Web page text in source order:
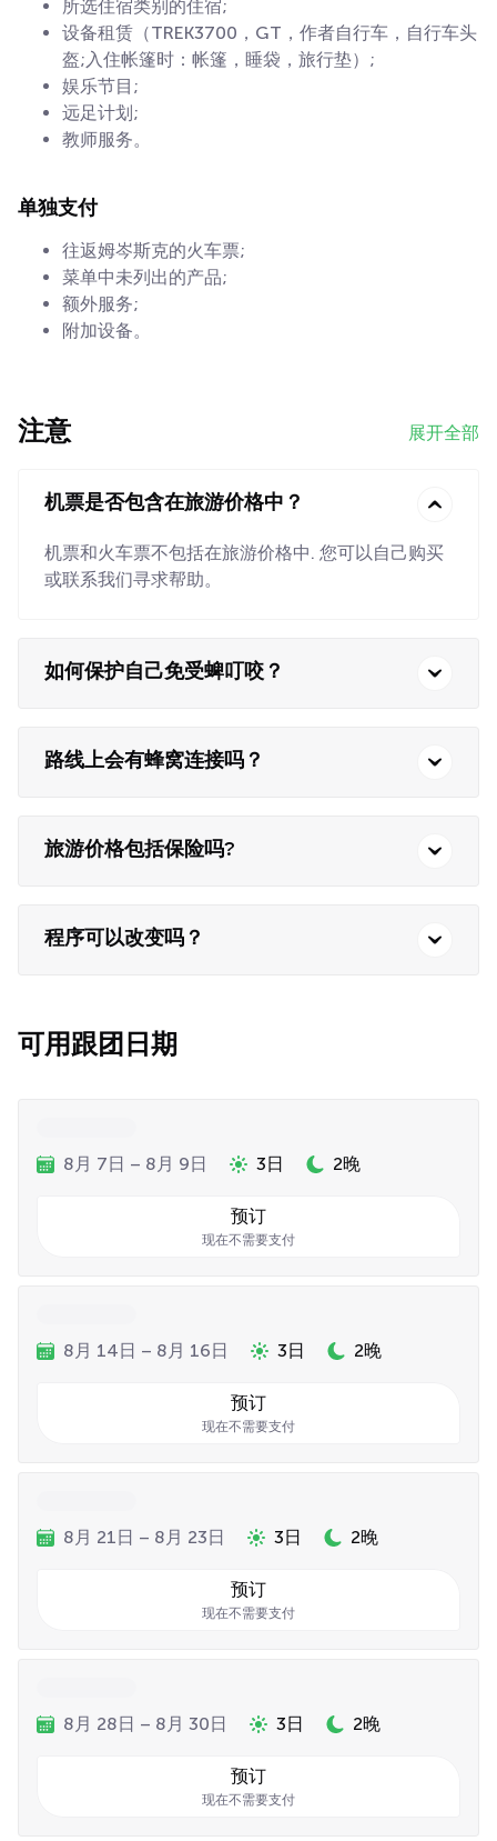
所选住宿类别的住宿;
设备租赁（TREK3700，GT，作者自行车，自行车头
盔;入住帐篷时：帐篷，睡袋，旅行垫）;
娱乐节目;
远足计划;
教师服务。
单独支付
往返姆岑斯克的火车票;
菜单中未列出的产品;
额外服务;
附加设备。
注意 展开全部
机票是否包含在旅游价格中？
机票和火车票不包括在旅游价格中. 您可以自己购买
或联系我们寻求帮助。
如何保护自己免受蜱叮咬？
路线上会有蜂窝连接吗？
旅游价格包括保险吗?
程序可以改变吗？
可用跟团日期
8月 7日 – 8月 9日 3日 2晚
预订
现在不需要支付
8月 14日 – 8月 16日 3日 2晚
预订
现在不需要支付
8月 21日 – 8月 23日 3日 2晚
预订
现在不需要支付
8月 28日 – 8月 30日 3日 2晚
预订
现在不需要支付